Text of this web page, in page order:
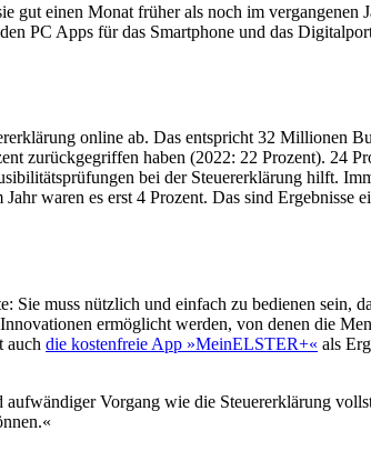
einen Monat früher als noch im vergangenen
PC Apps für das Smartphone und das
online ab. Das entspricht 32 Millionen
zurückgegriffen haben (2022: 22 Prozent). 24
bei der Steuererklärung hilft.
waren es erst 4 Prozent. Das sind Ergebnisse
muss nützlich und einfach zu bedienen sein,
ermöglicht werden, von denen die
auchdie kostenfreie App »MeinELSTER+« als
Vorgang wie die Steuererklärung